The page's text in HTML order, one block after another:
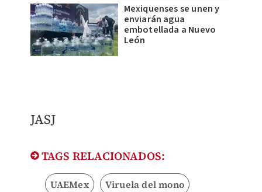
Mexiquenses se unen y
enviarán agua
embotellada a Nuevo
León
JASJ
TAGS RELACIONADOS:
UAEMex Viruela del mono